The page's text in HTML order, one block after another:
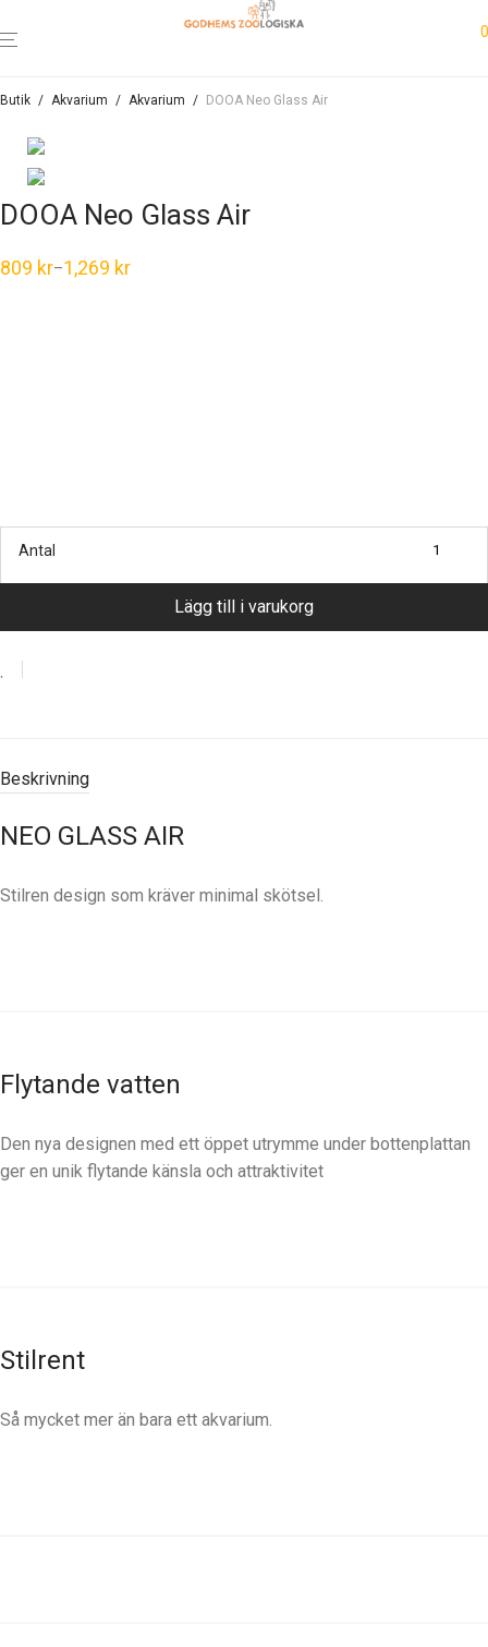
0
Butik / Akvarium / Akvarium / DOOA Neo Glass Air
DOOA Neo Glass Air
809 kr–1,269 kr
Antal
Lägg till i varukorg
Beskrivning
NEO GLASS AIR
Stilren design som kräver minimal skötsel.
Flytande vatten
Den nya designen med ett öppet utrymme under bottenplattan
ger en unik flytande känsla och attraktivitet
Stilrent
Så mycket mer än bara ett akvarium.